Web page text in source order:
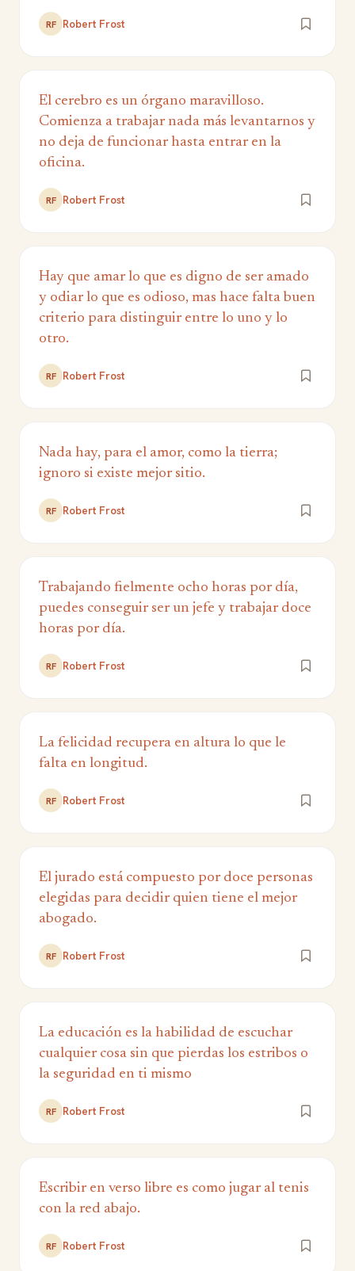
RF Robert Frost
El cerebro es un órgano maravilloso.
Comienza a trabajar nada más levantarnos y
no deja de funcionar hasta entrar en la
oficina.
RF Robert Frost
Hay que amar lo que es digno de ser amado
y odiar lo que es odioso, mas hace falta buen
criterio para distinguir entre lo uno y lo
otro.
RF Robert Frost
Nada hay, para el amor, como la tierra;
ignoro si existe mejor sitio.
RF Robert Frost
Trabajando fielmente ocho horas por día,
puedes conseguir ser un jefe y trabajar doce
horas por día.
RF Robert Frost
La felicidad recupera en altura lo que le
falta en longitud.
RF Robert Frost
El jurado está compuesto por doce personas
elegidas para decidir quien tiene el mejor
abogado.
RF Robert Frost
La educación es la habilidad de escuchar
cualquier cosa sin que pierdas los estribos o
la seguridad en ti mismo
RF Robert Frost
Escribir en verso libre es como jugar al tenis
con la red abajo.
RF Robert Frost